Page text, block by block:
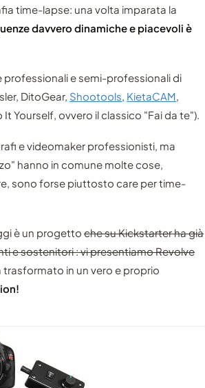
time-lapse: una volta imparata la
davvero dinamiche e piacevoli è
professionali e semi-professionali di
DitoGear, Shootools, KietaCAM,
Yourself, ovvero il classico "Fai da te").
e videomaker professionisti, ma
hanno in comune molte cose,
sono forse piuttosto care per time-
è un progettoche su Kickstarter ha già
e sostenitori : vi presentiamo Revolve
in un vero e proprio